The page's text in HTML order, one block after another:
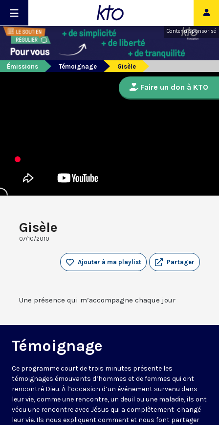
Contenu sponsorisé
Émissions Témoignage Gisèle
Gisèle
07/10/2010
Partager
Ajouter à ma playlist
Une présence qui m’accompagne chaque jour
Témoignage
Ce programme court de trois minutes présente les
témoignages émouvants d’hommes et de femmes qui ont
rencontré Dieu. À l’occasion d’un événement survenu dans
leur vie, comme une rencontre, un deuil ou une maladie, ils ont
vécu une rencontre avec Jésus qui a complètement changé
leur vie. Ils nous expliquent comment et nous font partager
Faire un don à KTO